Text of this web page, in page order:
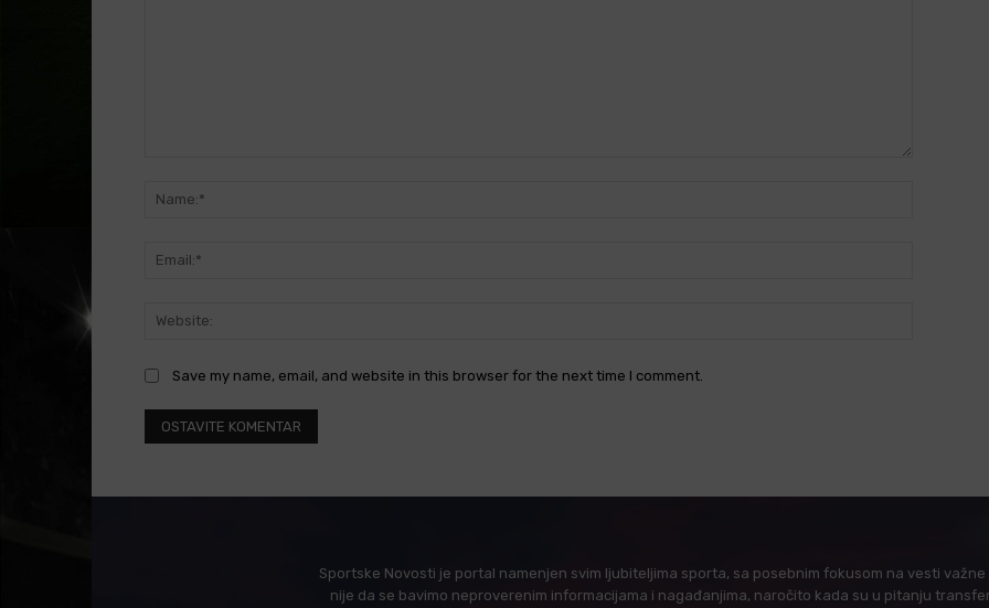
Save my name, email, and website in this browser for the next time I comment.
Sportske Novosti je portal namenjen svim ljubiteljima sporta, sa posebnim fokusom na vesti
nije da se bavimo neproverenim informacijama i nagađanjima, naročito kada su u pitanju